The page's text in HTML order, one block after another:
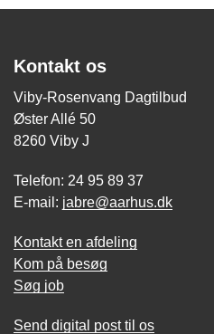
Kontakt os
Viby-Rosenvang Dagtilbud
Øster Allé 50
8260 Viby J
Telefon: 24 95 89 37
E-mail: jabre@aarhus.dk
Kontakt en afdeling
Kom på besøg
Søg job
Send digital post til os